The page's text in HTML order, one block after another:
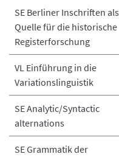
SE Berliner Inschriften als
Quelle für die historische
Registerforschung
VL Einführung in die
Variationslinguistik
SE Analytic/Syntactic
alternations
SE Grammatik der